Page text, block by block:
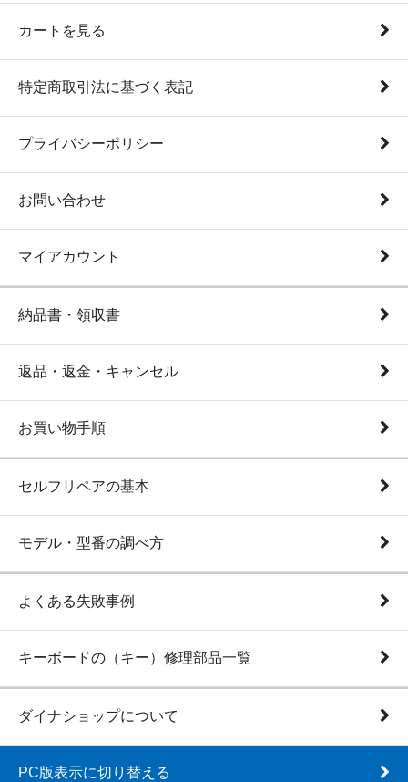
カートを見る
特定商取引法に基づく表記
プライバシーポリシー
お問い合わせ
マイアカウント
納品書・領収書
返品・返金・キャンセル
お買い物手順
セルフリペアの基本
モデル・型番の調べ方
よくある失敗事例
キーボードの（キー）修理部品一覧
ダイナショップについて
PC版表示に切り替える